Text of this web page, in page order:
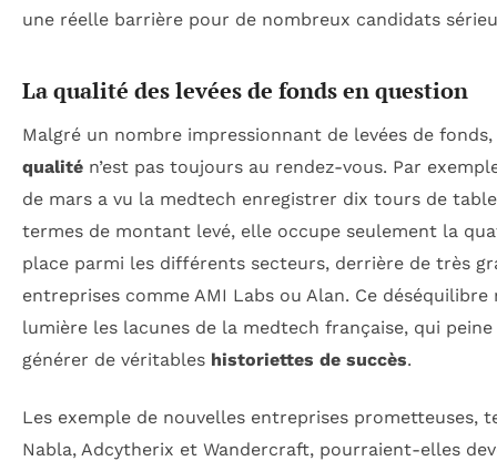
une réelle barrière pour de nombreux candidats
La qualité des levées de fonds en question
Malgré un nombre impressionnant de levées de fonds,
qualité n’est pas toujours au rendez-vous. Par
de mars a vu la medtech enregistrer dix tours de
termes de montant levé, elle occupe seulement la
place parmi les différents secteurs, derrière de très
entreprises comme AMI Labs ou Alan. Ce déséquilibre
lumière les lacunes de la medtech française, qui peine
générer de véritables historiettes de succès.
Les exemple de nouvelles entreprises prometteuses,
Nabla, Adcytherix et Wandercraft, pourraient-elles